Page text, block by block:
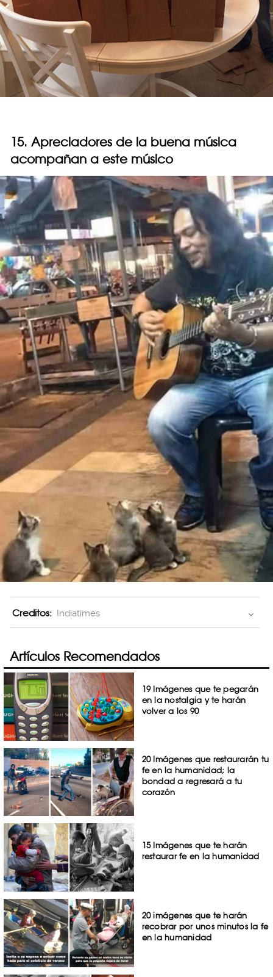
15. Apreciadores de la buena música
acompañan a este músico
Creditos: Indiatimes
Artículos Recomendados
19 Imágenes que te pegarán
en la nostalgia y te harán
volver a los 90
20 Imágenes que restaurarán tu
fe en la humanidad; la
bondad a regresará a tu
corazón
15 Imágenes que te harán
restaurar fe en la humanidad
20 imágenes que te harán
recobrar por unos minutos la fe
en la humanidad